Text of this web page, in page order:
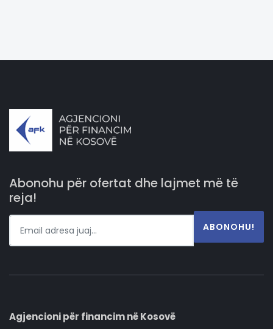
Abonohu për ofertat dhe lajmet më të
reja!
ABONOHU!
Agjencioni për financim në Kosovë